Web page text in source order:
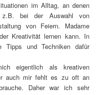
im Alltag, an denen
z.B. bei der Auswahl von
von Feiern. Madame
Kreativität lernen kann. In
Tipps und Techniken dafür
eigentlich als kreativen
auch mir fehlt es zu oft an
Daher war ich sehr